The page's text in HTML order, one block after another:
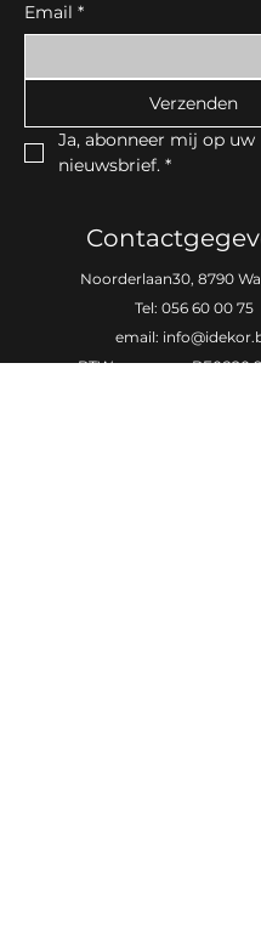
Email *
Verzenden
Ja, abonneer mij op uw
nieuwsbrief. *
Noorderlaan30, 8790
Tel: 056 60 00 75
email:
BTW-nummer: